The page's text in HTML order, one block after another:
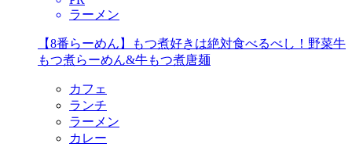
ラーメン
【8番らーめん】もつ煮好きは絶対食べるべし！野菜牛
もつ煮らーめん&牛もつ煮唐麺
カフェ
ランチ
ラーメン
カレー